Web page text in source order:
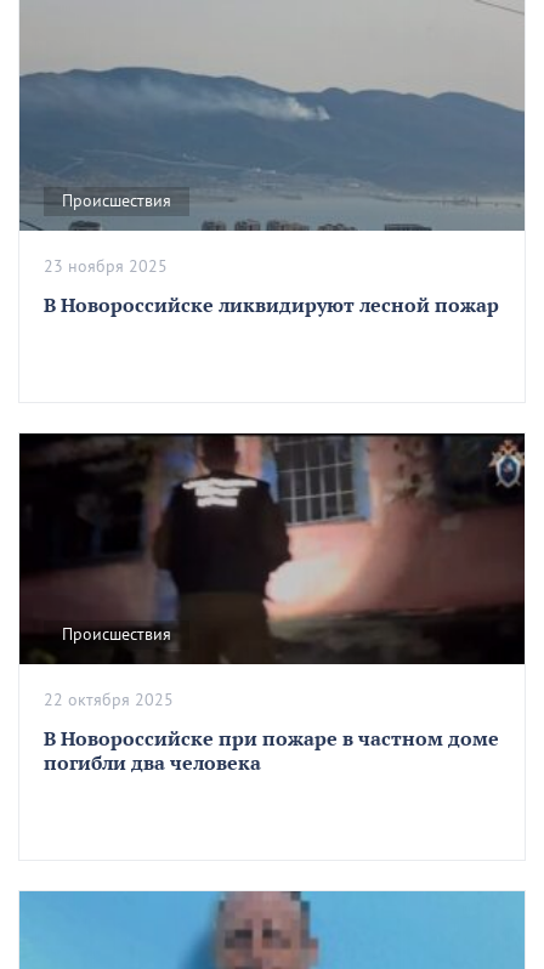
Происшествия
В Новороссийске ликвидируют лесной пожар
23 ноября 2025
Происшествия
В Новороссийске при пожаре в частном доме
погибли два человека
22 октября 2025